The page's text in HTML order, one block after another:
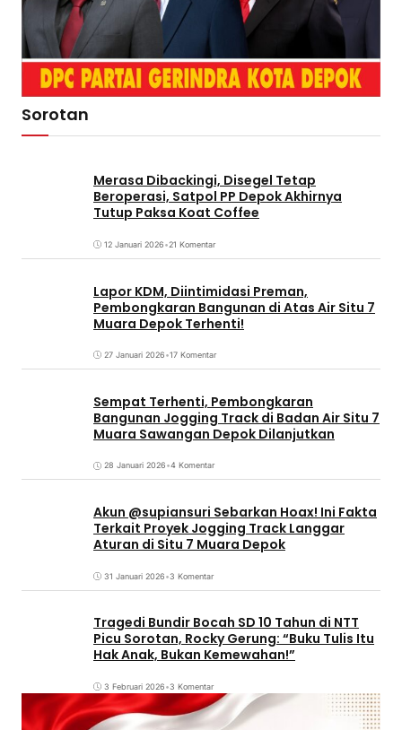
Sorotan
Merasa Dibackingi, Disegel Tetap
Beroperasi, Satpol PP Depok Akhirnya
Tutup Paksa Koat Coffee
12 Januari 2026•21 Komentar
Lapor KDM, Diintimidasi Preman,
Pembongkaran Bangunan di Atas Air Situ 7
Muara Depok Terhenti!
27 Januari 2026•17 Komentar
Sempat Terhenti, Pembongkaran
Bangunan Jogging Track di Badan Air Situ 7
Muara Sawangan Depok Dilanjutkan
28 Januari 2026•4 Komentar
Akun @supiansuri Sebarkan Hoax! Ini Fakta
Terkait Proyek Jogging Track Langgar
Aturan di Situ 7 Muara Depok
31 Januari 2026•3 Komentar
Tragedi Bundir Bocah SD 10 Tahun di NTT
Picu Sorotan, Rocky Gerung: “Buku Tulis Itu
Hak Anak, Bukan Kemewahan!”
3 Februari 2026•3 Komentar